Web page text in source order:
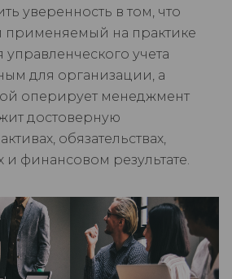
уверенность в том, что
применяемый на практике
учета
для организации, а
оперирует менеджмент
достоверную
обязательствах,
и финансовом результате.